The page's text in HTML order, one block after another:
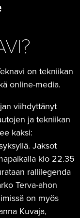
on tekniikan
online-media.
viihdyttänyt
ja tekniikan
kaksi:
Jaksot
klo 22.35
rallilegenda
Terva-ahon
on myös
Kuvaja,